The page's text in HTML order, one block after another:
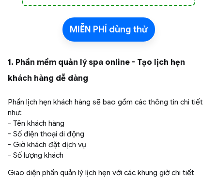
MIỄN PHÍ dùng thử
1. Phần mềm quản lý spa online - Tạo lịch hẹn
khách hàng dễ dàng
Phần lịch hẹn khách hàng sẽ bao gồm các thông tin chi tiết
như:
- Tên khách hàng
- Số điện thoại di động
- Giờ khách đặt dịch vụ
- Số lượng khách
Giao diện phần quản lý lịch hẹn với các khung giờ chi tiết